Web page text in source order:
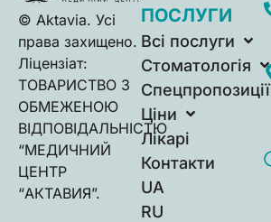
© Aktavia. Усі
права захищено.
Ліцензіат:
ТОВАРИСТВО З
ОБМЕЖЕНОЮ
ВIДПОВIДАЛЬНIСТЮ
“МЕДИЧНИЙ
ЦЕНТР
“АКТАВИЯ”.
ПОСЛУГИ
Всі послуги
Стоматологія
Спецпропозиції
Ціни
Лікарі
Контакти
UA
RU